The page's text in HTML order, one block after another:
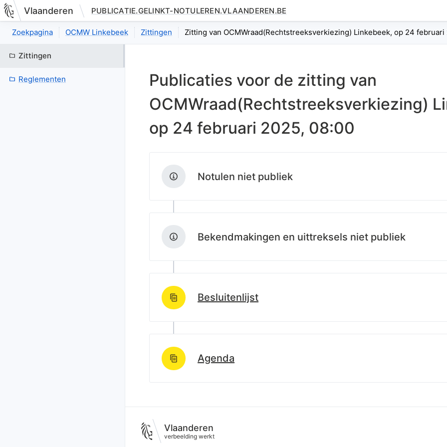
Nieuwe pagina: bestuurseenheid.zittingen.zitting.index
Vlaanderen PUBLICATIE.GELINKT-NOTULEREN.VLAANDEREN.BE
Zoekpagina OCMW Linkebeek Zittingen Zitting van OCMWraad(Rechtstreeksverkiezing) Linkebeek, op 24 februari
Zittingen
Reglementen
Publicaties voor de zitting van
OCMWraad(Rechtstreeksverkiezing)
op 24 februari 2025, 08:00
Notulen niet publiek
Bekendmakingen en uittreksels niet publiek
Besluitenlijst
http://data.lblod.info/id/lblod/besluitenlijsten/19108c40-667f-11f0-bb27-
Agenda
Vlaanderen
verbeelding werkt